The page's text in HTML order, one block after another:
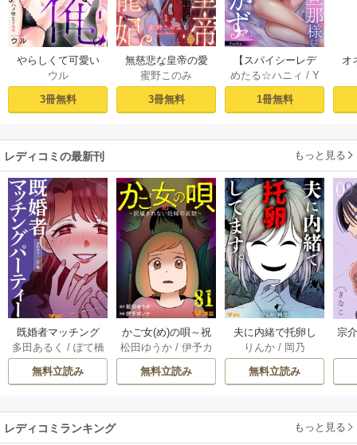
やらしくて可愛い
俺の凛ちゃん。～
隣人後輩くんのイ
キすぎた執着にハ
ウル
3冊無料
無慈悲な皇帝の愛
玩寵妃―おわらぬ
快楽、閨に響くは
乱れ声― 1巻
蜜野このみ
3冊無料
【スパイシーレデ
ィ】政略結婚した
塩対応の旦那様は
毎晩寝たふりをし
(1)
めたる☆ハニィ / Y
aaka
1冊無料
オ
レディコミの最新刊 もっと見る
既婚者マッチング
パーティー 13巻
多田あるく / ぽて橋
無料立読み
かご女(め)の唄～祝
福されない妊婦の
哀歌～ 80-81巻
松田ゆうか/ 伊予カ
ンナ
無料立読み
夫に内緒で托卵し
てます。 10巻
りんか / 岡乃
無料立読み
宗
レディコミランキング もっと見る